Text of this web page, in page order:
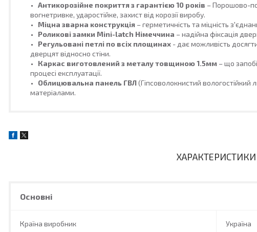
Антикорозійне покриття з гарантією 10 років – Порошово-
вогнетривке, ударостійке, захист від корозії виробу.
Міцна зварна конструкція – герметичність та міцність
Роликові замки Mini-latch Німеччина – надійна фіксація
Регульовані петлі по всіх площинах - дає можливість
дверцят відносно стіни.
Каркас виготовлений з металу товщиною 1.5мм – що
процесі експлуатації.
Облицювальна панель ГВЛ(Гіпсоволокнистий
матеріалами.
ХАРАКТЕРИСТИКИ
Основні
Країна виробник Україна